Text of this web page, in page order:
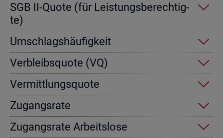
SGB II-Quote (für Leis­tungs­be­rech­tig­
te)
Um­schlags­häu­fig­keit
Ver­bleibs­quo­te (VQ)
Ver­mitt­lungs­quo­te
Zu­gangs­ra­te
Zu­gangs­ra­te Ar­beits­lo­se